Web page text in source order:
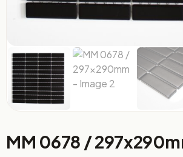
MM 0678 /